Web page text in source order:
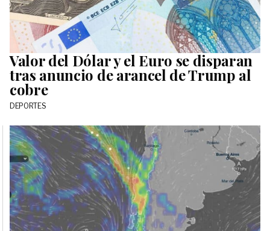
Valor del Dólar y el Euro se disparan
tras anuncio de arancel de Trump al
cobre
DEPORTES